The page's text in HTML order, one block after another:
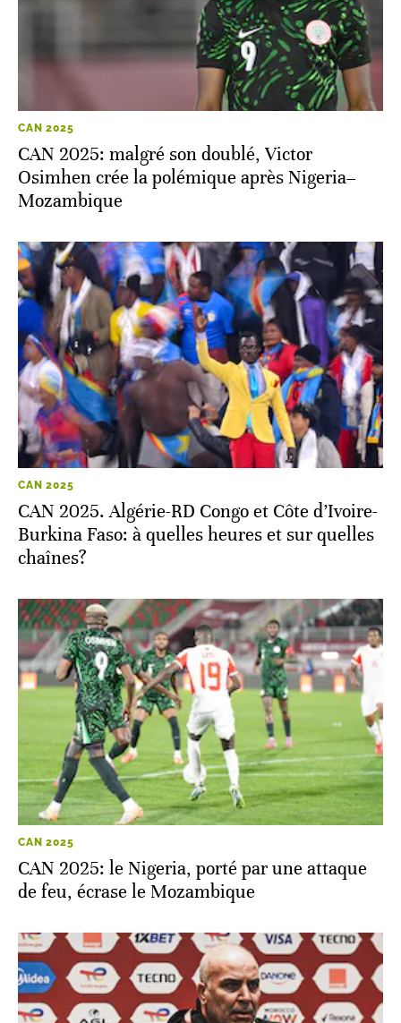
CAN 2025
CAN 2025: malgré son doublé, Victor
Osimhen crée la polémique après Nigeria–
Mozambique
CAN 2025
CAN 2025. Algérie-RD Congo et Côte d’Ivoire-
Burkina Faso: à quelles heures et sur quelles
chaînes?
CAN 2025
CAN 2025: le Nigeria, porté par une attaque
de feu, écrase le Mozambique